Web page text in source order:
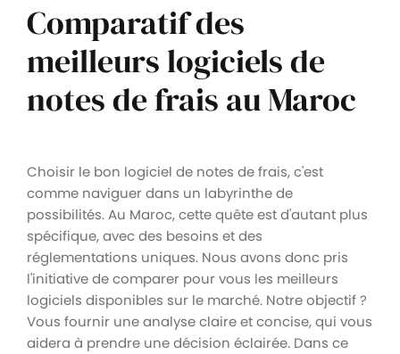
Comparatif des
meilleurs logiciels de
notes de frais au Maroc
Choisir le bon logiciel de notes de frais, c'est
comme naviguer dans un labyrinthe de
possibilités. Au Maroc, cette quête est d'autant plus
spécifique, avec des besoins et des
réglementations uniques. Nous avons donc pris
l'initiative de comparer pour vous les meilleurs
logiciels disponibles sur le marché. Notre objectif ?
Vous fournir une analyse claire et concise, qui vous
aidera à prendre une décision éclairée. Dans ce